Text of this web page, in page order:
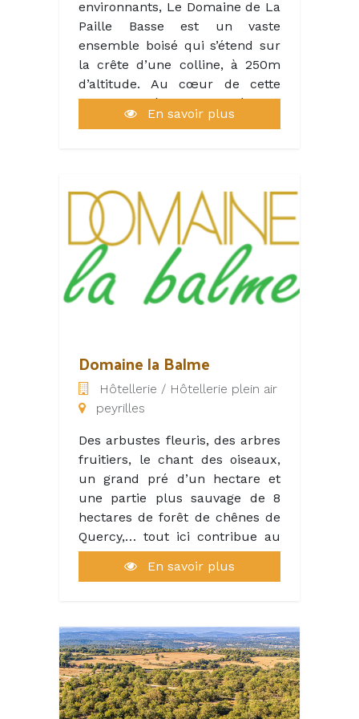
chaque visiteur se sent
privilégié, connecté à la nature
et à lui-même.
🤝 Pourquoi nous rejoindre ?
Travailler chez Nid’en’Ô, c’est :
Évoluer dans un cadre naturel
exceptionnel
Contribuer à une expérience
client unique
Faire partie d’une équipe
passionnée et engagée
Nous recherchons des profils
autonomes, dynamiques,
bienveillants et sensibles à
environnants, Le Domaine de La
Paille Basse est un vaste
ensemble boisé qui s’étend sur
la crête d’une colline, à 250m
d’altitude. Au cœur de cette
forêt, discrètement isolés, se
trouvent trois anciens corps de
l’époque.
Ces bâtisses abritent
aujourd’hui les différents
services et prestations du
complexe, avec des
L’harmonie de la pierre et de la
nature confère à ce complexe
de sérénité, que seuls le chant
des oiseaux et des cigales
viennent perturber, à l’arrivée
des beaux jours.
Pour accentuer votre
ravissement, le domaine de la
Paille Basse offre des vues
environnante, où apparaissent
régulièrement chevreuils, lapins
et autres animaux des bois.
Offrez à vos vacances un cadre
En savoir plus
Domaine la Balme
Hôtellerie / Hôtellerie plein air
peyrilles
Des arbustes fleuris, des arbres
fruitiers, le chant des oiseaux,
un grand pré d’un hectare et
une partie plus sauvage de 8
hectares de forêt de chênes de
Quercy,… tout ici contribue au
bien-être, loin de toute
contrainte.
à 1 km du joli petit village de
Peyrilles et de son château du
XIIe siècle, dans l’une des
régions les mieux préservées de
France entre Lot et Dordogne.
En savoir plus